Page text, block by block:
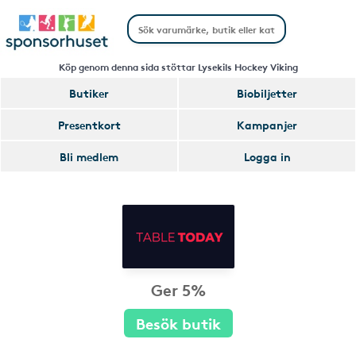
Köp genom denna sida stöttar Lysekils Hockey Viking
Butiker
Biobiljetter
Presentkort
Kampanjer
Bli medlem
Logga in
Ger 5%
Besök butik